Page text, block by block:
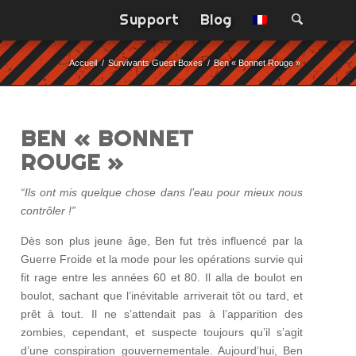
Support Blog
Accueil / Survivants Guest Boxes / Ben « Bonnet Rouge »
BEN « BONNET
ROUGE »
“Ils ont mis quelque chose dans l’eau pour mieux nous
contrôler !”
Dès son plus jeune âge, Ben fut très influencé par la
Guerre Froide et la mode pour les opérations survie qui
fit rage entre les années 60 et 80. Il alla de boulot en
boulot, sachant que l’inévitable arriverait tôt ou tard, et
prêt à tout. Il ne s’attendait pas à l’apparition des
zombies, cependant, et suspecte toujours qu’il s’agit
d’une conspiration gouvernementale. Aujourd’hui, Ben